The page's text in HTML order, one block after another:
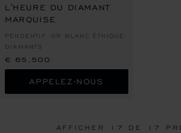
L'HEURE DU DIAMANT
MARQUISE
PENDENTIF, OR BLANC ÉTHIQUE,
DIAMANTS
€ 65,500
APPELEZ-NOUS
AFFICHER 17 DE 17